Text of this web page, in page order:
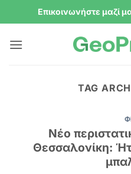
Μετάβαση
στο
Επικοινωνήστε μαζί
TAG
Νέο
Θεσσαλονίκη: